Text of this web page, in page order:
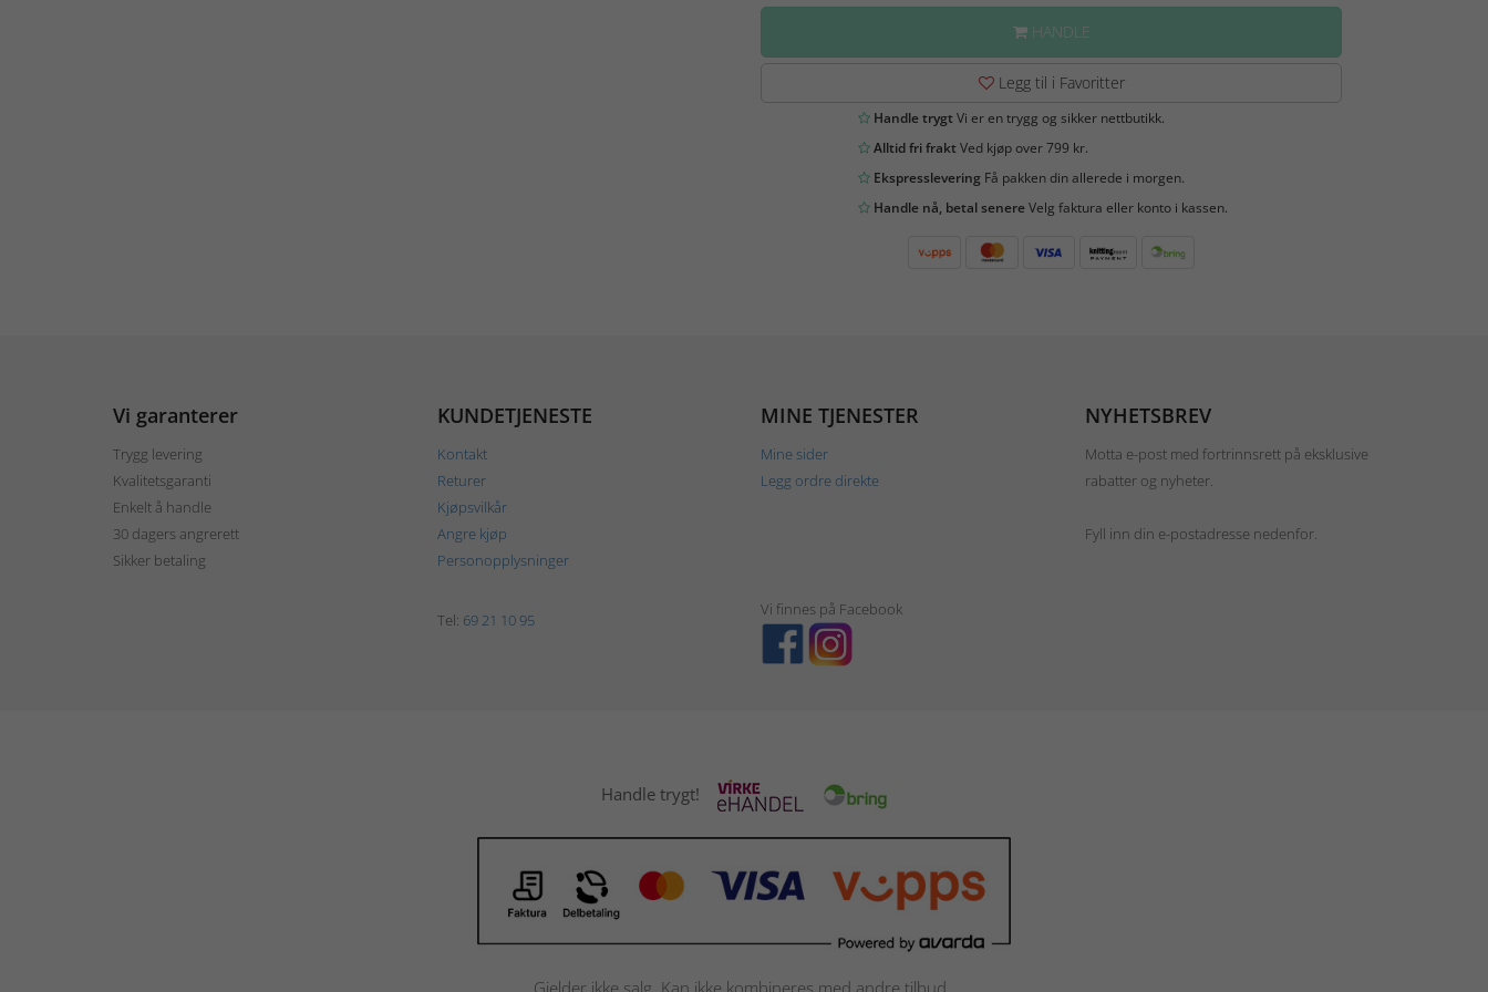
HANDLE
Legg til i Favoritter
Handle trygtVi er en trygg og sikker nettbutikk.
Alltid fri fraktVed kjøp over 799 kr.
EkspressleveringFå pakken din allerede i morgen.
Handle nå, betal senereVelg faktura eller konto i kassen.
Vi garanterer
Trygg levering
Kvalitetsgaranti
Enkelt å handle
30 dagers angrerett
Sikker betaling
KUNDETJENESTE
Kontakt
Returer
Kjøpsvilkår
Angre kjøp
Personopplysninger
MINE TJENESTER
Mine sider
Legg ordre direkte
NYHETSBREV
Motta e-post med fortrinnsrett på eksklusive
rabatter og nyheter.
Fyll inn din e-postadresse nedenfor.
Tel: 69 21 10 95
Vi finnes på Facebook
Handle trygt!
Gjelder ikke salg. Kan ikke kombineres med andre tilbud.